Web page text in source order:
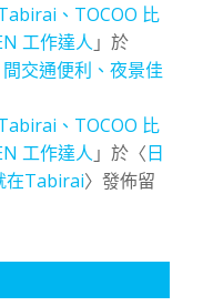
、TOCOO 比
工作達人 」於
交通便利、夜景佳
、TOCOO 比
工作達人 」於〈日
在Tabirai〉發佈留